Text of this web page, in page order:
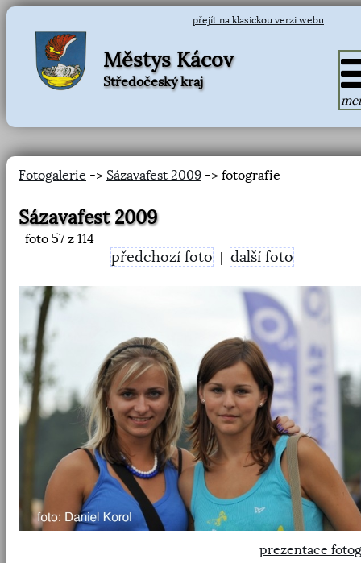
přejít na klasickou verzi webu
Městys Kácov
Středočeský kraj
Fotogalerie -> Sázavafest 2009 -> fotografie
Sázavafest 2009
foto 57 z 114
předchozí foto |další foto
prezentace